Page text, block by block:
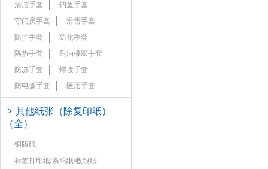
清洁手套
钓鱼手套
守门员手套
滑雪手套
防护手套
防化手套
隔热手套
耐油橡胶手套
防冻手套
焊接手套
防电弧手套
医用手套
> 其他纸张（除复印纸）
（全）
铜版纸
标签打印纸/条码纸/收银纸